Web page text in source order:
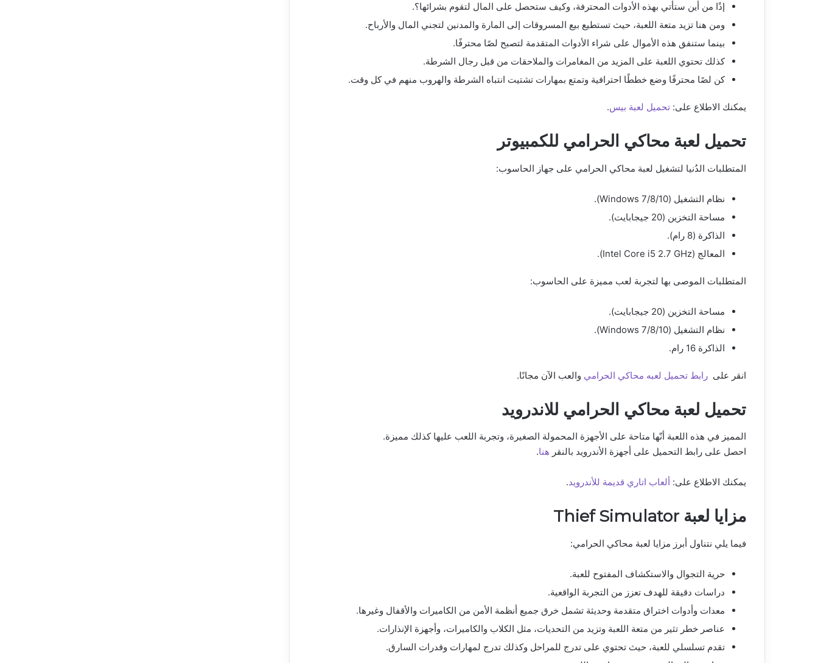
إذًا من أين ستأتي بهذه الأدوات المحترفة، وكيف ستحصل على المال لتقوم بشرائها؟.
ومن هنا تزيد متعة اللعبة، حيث تستطيع بيع المسروقات إلى المارة والمدنين لتجني المال والأرباح.
بينما ستنفق هذه الأموال على شراء الأدوات المتقدمة لتصبح لصًا محترفًا.
كذلك تحتوي اللعبة على المزيد من المغامرات والملاحقات من قبل رجال الشرطة.
كن لصًا محترفًا وضع خططًا احترافية وتمتع بمهارات تشتيت انتباه الشرطة والهروب منهم في كل وقت.
يمكنك الاطلاع على: تحميل لعبة بيس.
تحميل لعبة محاكي الحرامي للكمبيوتر
المتطلبات الدُنيا لتشغيل لعبة محاكي الحرامي على جهاز الحاسوب:
نظام التشغيل (Windows 7/8/10).
مساحة التخزين (20 جيجابايت).
الذاكرة (8 رام).
المعالج (Intel Core i5 2.7 GHz).
المتطلبات الموصى بها لتجربة لعب مميزة على الحاسوب:
مساحة التخزين (20 جيجابايت).
نظام التشغيل (Windows 7/8/10).
الذاكرة 16 رام.
انقر على رابط تحميل لعبه محاكي الحرامي والعب الآن مجانًا.
تحميل لعبة محاكي الحرامي للاندرويد
المميز في هذه اللعبة أنّها متاحة على الأجهزة المحمولة الصغيرة، وتجربة اللعب عليها كذلك مميزة.
احصل على رابط التحميل على أجهزة الأندرويد بالنقر هنا.
يمكنك الاطلاع على: ألعاب اتاري قديمة للأندرويد.
مزايا لعبة Thief Simulator
فيما يلي نتناول أبرز مزايا لعبة محاكي الحرامي:
حرية التجوال والاستكشاف المفتوح للعبة.
دراسات دقيقة للهدف تعزز من التجربة الواقعية.
معدات وأدوات اختراق متقدمة وحديثة تشمل خرق جميع أنظمة الأمن من الكاميرات والأقفال وغيرها.
عناصر خطر تثير من متعة اللعبة وتزيد من التحديات، مثل الكلاب والكاميرات، وأجهزة الإنذارات.
تقدم تسلسلي للعبة، حيث تحتوي على تدرج للمراحل وكذلك تدرج لمهارات وقدرات السارق.